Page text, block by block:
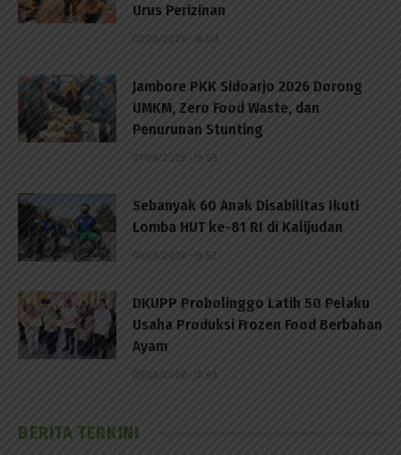
Urus Perizinan
07/08/2026 - 16:09
Jambore PKK Sidoarjo 2026 Dorong
UMKM, Zero Food Waste, dan
Penurunan Stunting
07/08/2026 - 15:59
Sebanyak 60 Anak Disabilitas Ikuti
Lomba HUT ke-81 RI di Kalijudan
07/08/2026 - 15:53
DKUPP Probolinggo Latih 50 Pelaku
Usaha Produksi Frozen Food Berbahan
Ayam
07/08/2026 - 15:49
BERITA TERKINI